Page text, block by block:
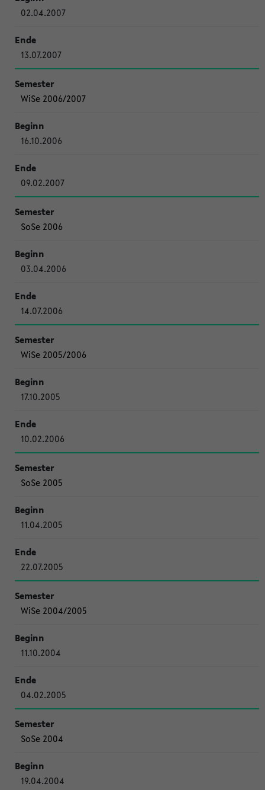
02.04.2007
13.07.2007
WiSe 2006/2007
16.10.2006
09.02.2007
SoSe 2006
03.04.2006
14.07.2006
WiSe 2005/2006
17.10.2005
10.02.2006
SoSe 2005
11.04.2005
22.07.2005
WiSe 2004/2005
11.10.2004
04.02.2005
SoSe 2004
19.04.2004